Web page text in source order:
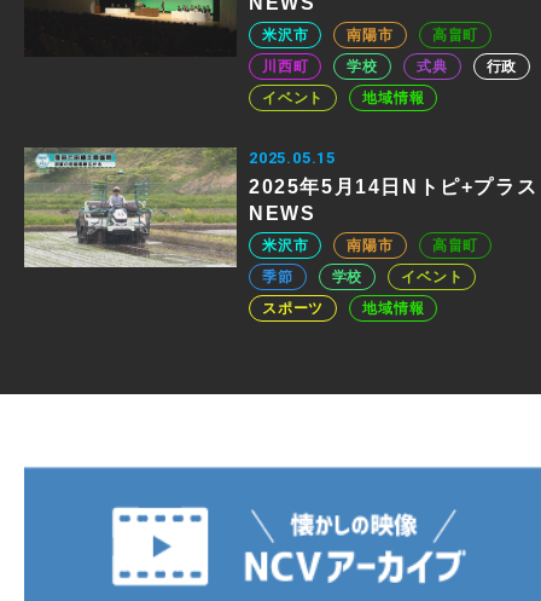
米沢市 南陽市
高畠町
川西町
学校 式典
行政
イベント
地域情報
2025.05.15
2025年5月14日Nトピ+プラス
NEWS
米沢市 南陽市
高畠町
季節
学校
イベント
スポーツ
地域情報